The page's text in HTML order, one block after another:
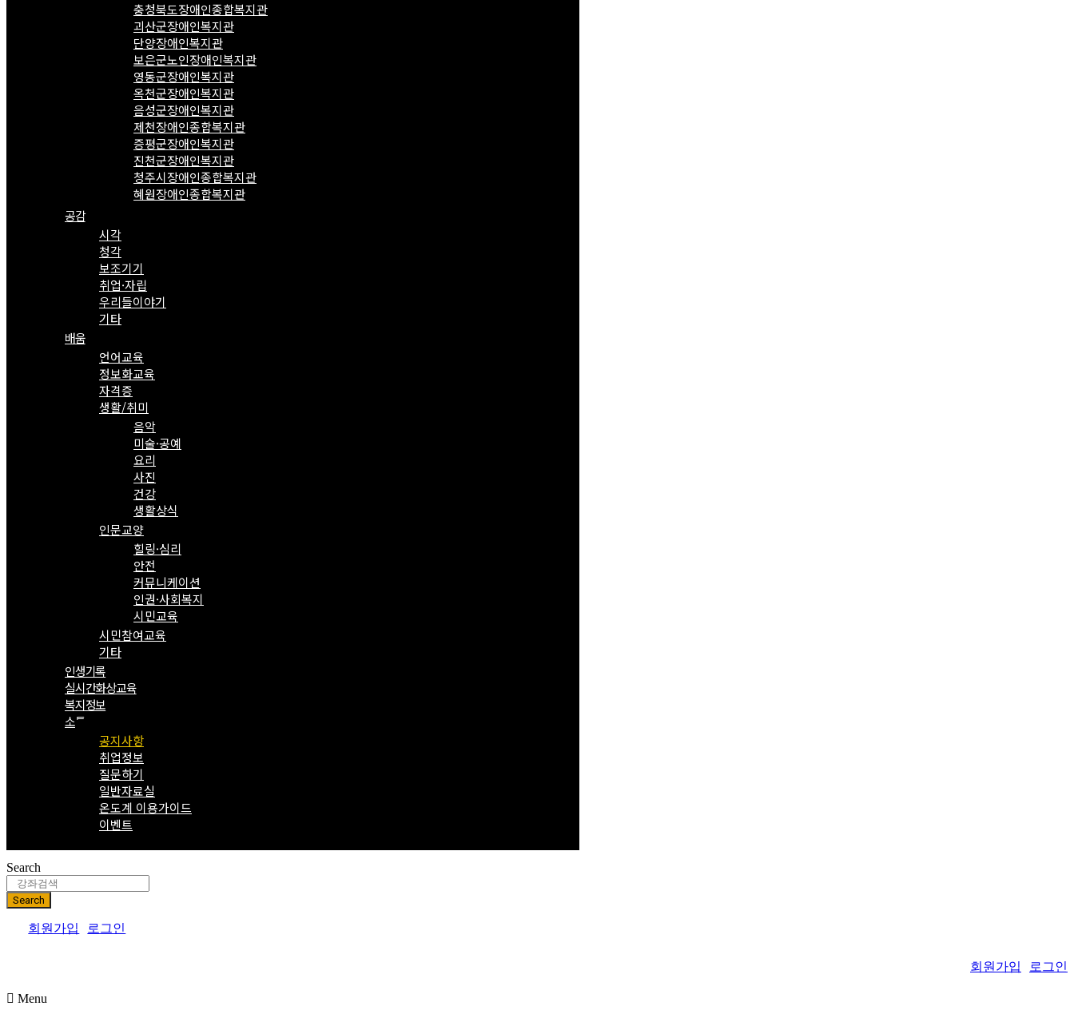
충청북도장애인종합복지관
괴산군장애인복지관
단양장애인복지관
보은군노인장애인복지관
영동군장애인복지관
옥천군장애인복지관
음성군장애인복지관
제천장애인종합복지관
증평군장애인복지관
진천군장애인복지관
청주시장애인종합복지관
혜원장애인종합복지관
공감
시각
청각
보조기기
취업·자립
우리들이야기
기타
배움
언어교육
정보화교육
자격증
생활/취미
음악
미술·공예
요리
사진
건강
생활상식
인문교양
힐링·심리
안전
커뮤니케이션
인권·사회복지
시민교육
시민참여교육
기타
인생기록
실시간화상교육
복지정보
소통
공지사항
취업정보
질문하기
일반자료실
온도계 이용가이드
이벤트
Search
Search
회원가입 로그인
회원가입 로그인
Menu